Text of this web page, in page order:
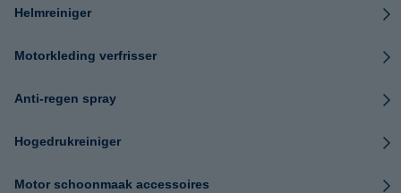
Helmreiniger
Motorkleding verfrisser
Anti-regen spray
Hogedrukreiniger
Motor schoonmaak accessoires